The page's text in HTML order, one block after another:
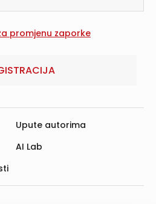
Upute autorima
AI Lab